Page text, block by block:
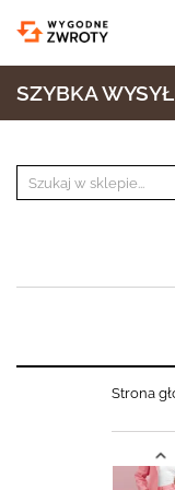
SZYBKA
Strona